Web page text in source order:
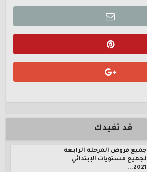
قد تفيدك
جميع فروض المرحلة الرابعة
لجميع مستويات الإبتدائي
2021...